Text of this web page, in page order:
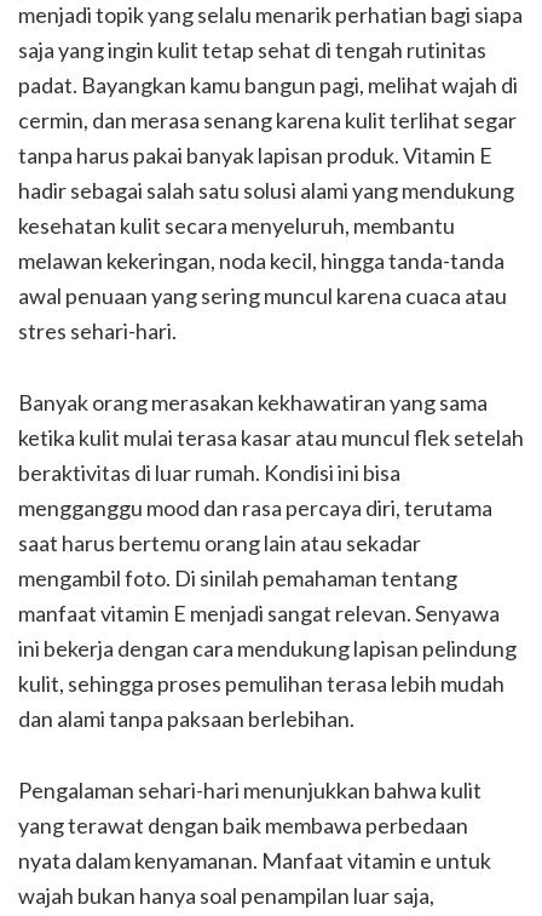
menjadi topik yang selalu menarik perhatian bagi siapa
saja yang ingin kulit tetap sehat di tengah rutinitas
padat. Bayangkan kamu bangun pagi, melihat wajah di
cermin, dan merasa senang karena kulit terlihat segar
tanpa harus pakai banyak lapisan produk. Vitamin E
hadir sebagai salah satu solusi alami yang mendukung
kesehatan kulit secara menyeluruh, membantu
melawan kekeringan, noda kecil, hingga tanda-tanda
awal penuaan yang sering muncul karena cuaca atau
stres sehari-hari.
Banyak orang merasakan kekhawatiran yang sama
ketika kulit mulai terasa kasar atau muncul flek setelah
beraktivitas di luar rumah. Kondisi ini bisa
mengganggu mood dan rasa percaya diri, terutama
saat harus bertemu orang lain atau sekadar
mengambil foto. Di sinilah pemahaman tentang
manfaat vitamin E menjadi sangat relevan. Senyawa
ini bekerja dengan cara mendukung lapisan pelindung
kulit, sehingga proses pemulihan terasa lebih mudah
dan alami tanpa paksaan berlebihan.
Pengalaman sehari-hari menunjukkan bahwa kulit
yang terawat dengan baik membawa perbedaan
nyata dalam kenyamanan. Manfaat vitamin e untuk
wajah bukan hanya soal penampilan luar saja,